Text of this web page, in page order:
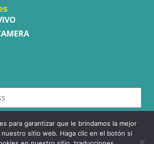
para garantizar que le brindamos la mejor
sitio web. Haga clic en el botón si